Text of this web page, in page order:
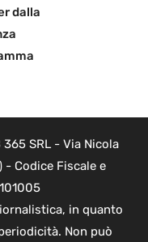
dalla
SRL - Via Nicola
- Codice Fiscale e
in quanto
Non può